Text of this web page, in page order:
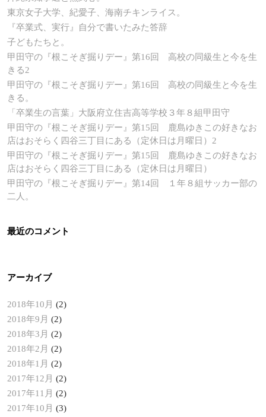
東京女子大学、紀愛子、海南チキンライス。
『卒業式、実行』自分で書いたみた答辞
子どもたちと。
甲田守の『根こそぎ掘りデー』第16回 高校の同級生と今を生
きる2
甲田守の『根こそぎ掘りデー』第16回 高校の同級生と今を生
きる。
「卒業生の言葉」大阪府立住吉高等学校３年８組甲田守
甲田守の『根こそぎ掘りデー』第15回 鹿島ゆきこの好きなお
店はおそらく四谷三丁目にある（定休日は月曜日）2
甲田守の『根こそぎ掘りデー』第15回 鹿島ゆきこの好きなお
店はおそらく四谷三丁目にある（定休日は月曜日）
甲田守の『根こそぎ掘りデー』第14回 １年８組サッカー部の
二人。
最近のコメント
アーカイブ
2018年10月 (2)
2018年9月 (2)
2018年3月 (2)
2018年2月 (2)
2018年1月 (2)
2017年12月 (2)
2017年11月 (2)
2017年10月 (3)